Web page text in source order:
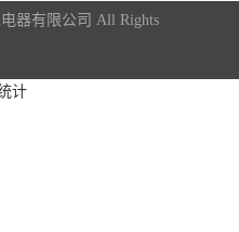
器有限公司 All Rights
计